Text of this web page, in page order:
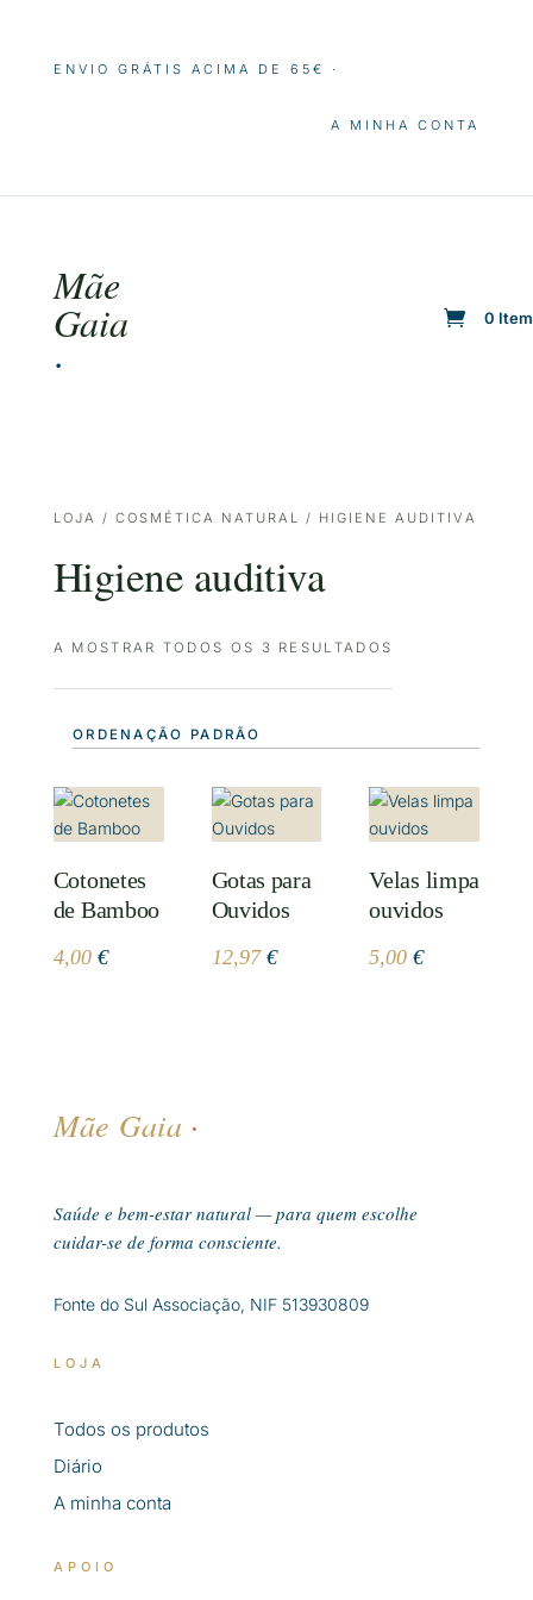
ENVIO GRÁTIS ACIMA DE 65€ ·
A MINHA CONTA
Mãe
Gaia
·
0
LOJA / COSMÉTICA NATURAL / HIGIENE AUDITIVA
Higiene auditiva
A MOSTRAR TODOS OS 3 RESULTADOS
Cotonetes
de Bamboo
4,00 €
Gotas para
Ouvidos
12,97 €
Velas limpa
ouvidos
5,00€
Mãe Gaia ·
Saúde e bem-estar natural — para quem escolhe
cuidar-se de forma consciente.
Fonte do Sul Associação, NIF 513930809
LOJA
Todos os produtos
Diário
A minha conta
APOIO